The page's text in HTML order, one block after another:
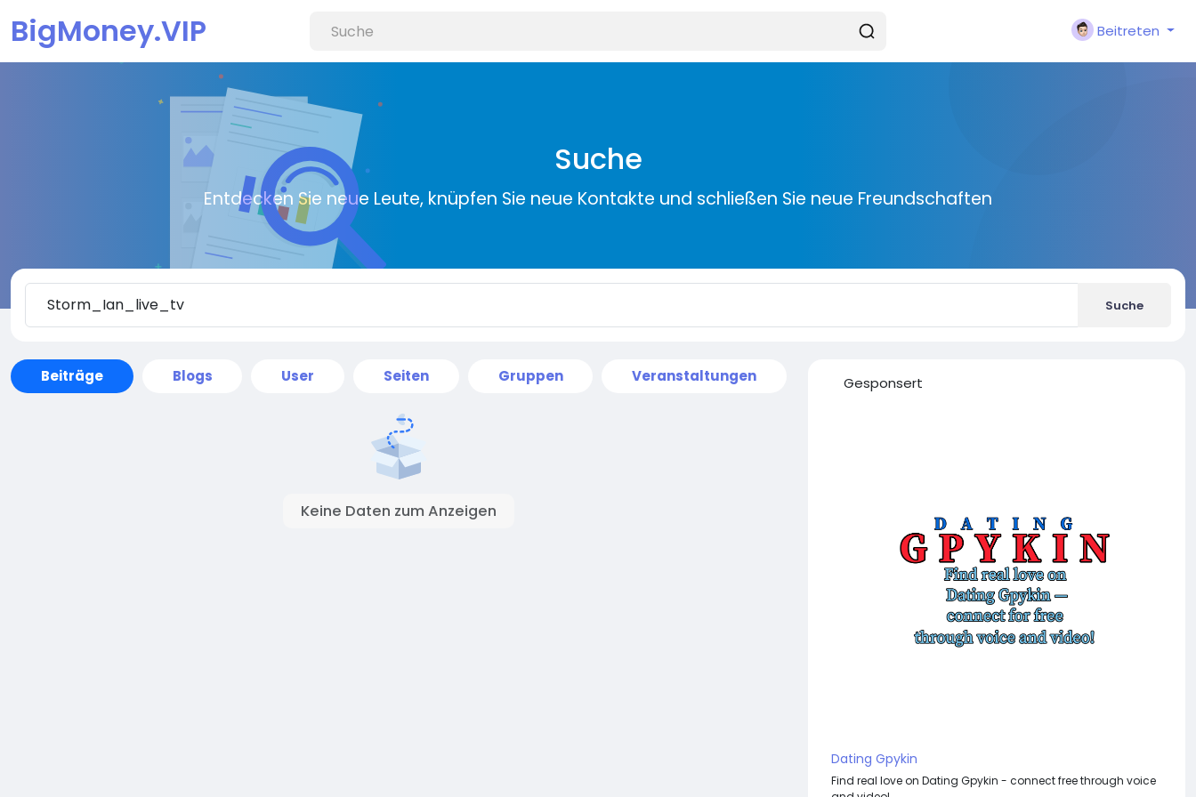
BigMoney.VIP Beitreten
Suche
Entdecken Sie neue Leute, knüpfen Sie neue Kontakte und schließen Sie neue Freundschaften
Suche
Beiträge Blogs User Seiten Gruppen Veranstaltungen
Keine Daten zum Anzeigen
Gesponsert
Dating Gpykin
Find real love on Dating Gpykin - connect free through voice